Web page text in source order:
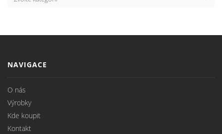
NAVIGACE
O nás
Výrobky
Kde koupit
Kontakt